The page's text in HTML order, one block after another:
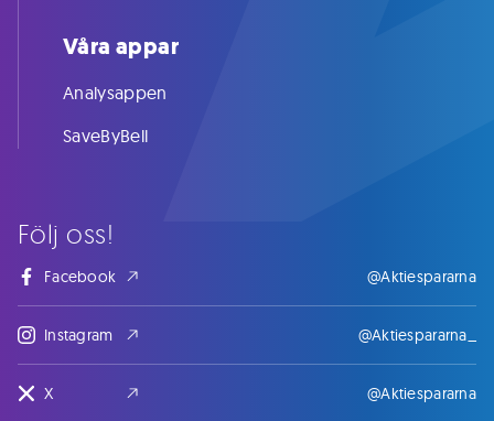
Följ oss!
Facebook @Aktiespararna
Instagram @Aktiespararna_
X @Aktiespararna
Våra appar
Analysappen
SaveByBell